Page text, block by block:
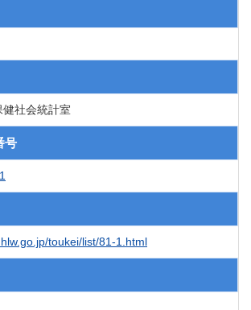
健社会統計室
号
toukei/list/81-1.html